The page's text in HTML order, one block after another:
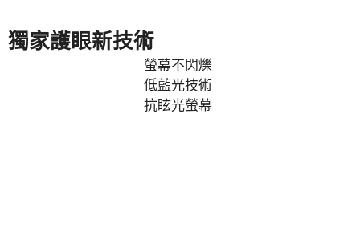
獨家護眼新技術
螢幕不閃爍
低藍光技術
抗眩光螢幕